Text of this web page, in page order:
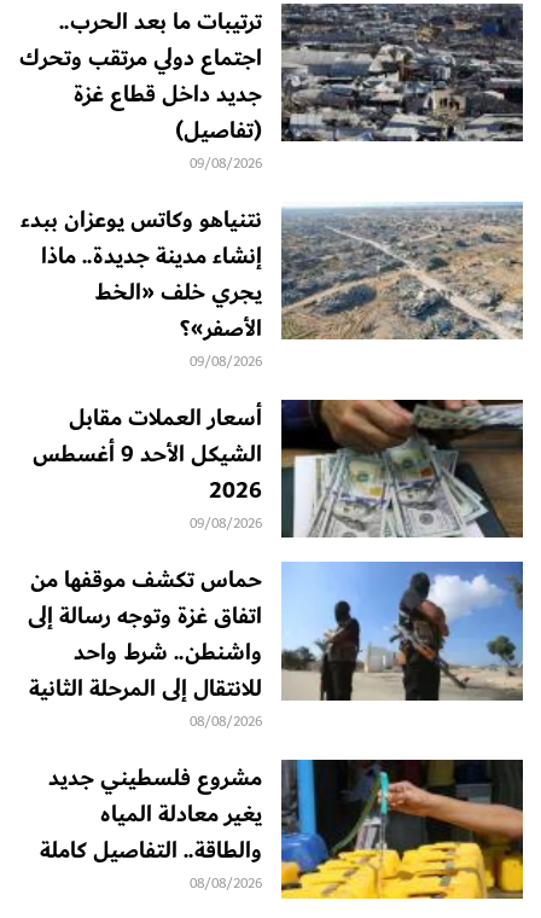
ترتيبات ما بعد الحرب..
اجتماع دولي مرتقب وتحرك
جديد داخل قطاع غزة
(تفاصيل)
09/08/2026
نتنياهو وكاتس يوعزان ببدء
إنشاء مدينة جديدة.. ماذا
يجري خلف «الخط
الأصفر»؟
09/08/2026
أسعار العملات مقابل
الشيكل الأحد 9 أغسطس
2026
09/08/2026
حماس تكشف موقفها من
اتفاق غزة وتوجه رسالة إلى
واشنطن.. شرط واحد
للانتقال إلى المرحلة الثانية
08/08/2026
مشروع فلسطيني جديد
يغير معادلة المياه
والطاقة.. التفاصيل كاملة
08/08/2026